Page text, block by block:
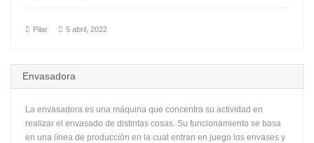
Pilar 5 abril, 2022
Envasadora
La envasadora es una máquina que concentra su actividad en
realizar el envasado de distintas cosas. Su funcionamiento se basa
en una línea de producción en la cual entran en juego los envases y